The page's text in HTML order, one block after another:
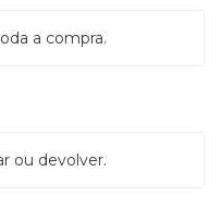
a compra.
ou devolver.